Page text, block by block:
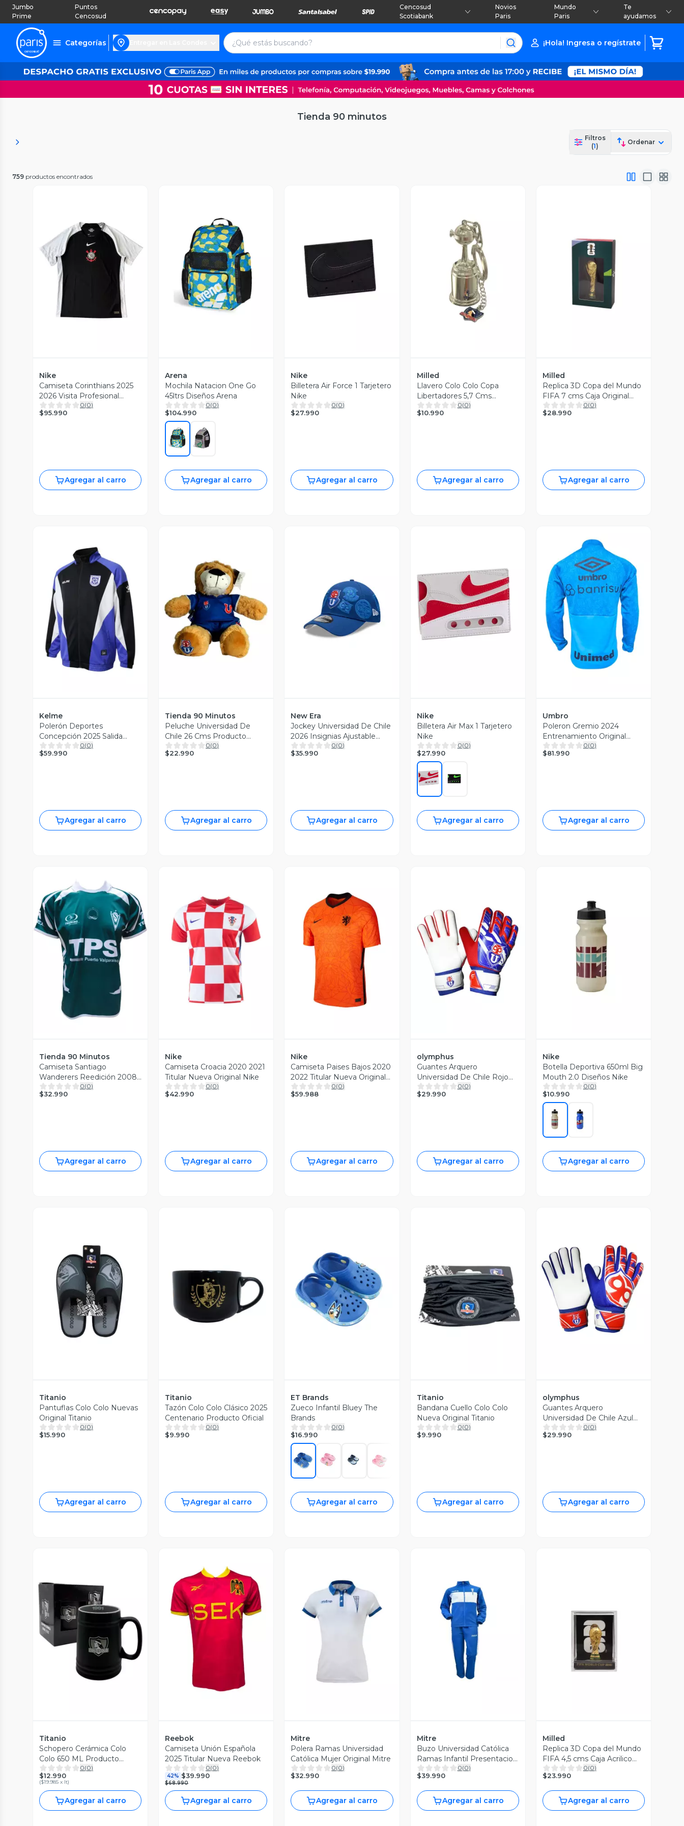
Jumbo
Prime
Puntos
Cencosud
Cencosud
Scotiabank
Novios
Paris
Mundo
Paris
Te
ayudamos
Categorías ¡Hola! Ingresa o regístrate
Tienda 90 minutos
Filtros
(1)
Ordenar
759 productos encontrados
Nike
Camiseta Corinthians 2025
2026 Visita Profesional
Nueva Nike0(0)
$95.990
Agregar al carro
Vista Previa
Arena
Mochila Natacion One Go
45ltrs Diseños Arena
0(0)
$104.990
Agregar al carro
Vista Previa
Nike
Billetera Air Force 1 Tarjetero
Nike
0(0)
$27.990
Agregar al carro
Vista Previa
Milled
Llavero Colo Colo Copa
Libertadores 5,7 Cms
Original Milled
0(0)
$10.990
Agregar al carro
Vista Previa
Milled
Replica 3D Copa del Mundo
FIFA 7 cms Caja Original
Milled
0(0)
$28.990
Agregar al carro
Vista Previa
Kelme
Polerón Deportes
Concepción 2025 Salida
Retro Cierre Kelme
0(0)
$59.990
Agregar al carro
Vista Previa
Tienda 90 Minutos
Peluche Universidad De
Chile 26 Cms Producto
Nuevo Oficial
0(0)
$22.990
Agregar al carro
Vista Previa
New Era
Jockey Universidad De Chile
2026 Insignias Ajustable
New Era
0(0)
$35.990
Agregar al carro
Vista Previa
Nike
Billetera Air Max 1 Tarjetero
Nike
0(0)
$27.990
Agregar al carro
Vista Previa
Umbro
Poleron Gremio 2024
Entrenamiento Original
Umbro
0(0)
$81.990
Agregar al carro
Vista Previa
Tienda 90 Minutos
Camiseta Santiago
Wanderers Reedición 2008
Titular Training
0(0)
$32.990
Agregar al carro
Vista Previa
Nike
Camiseta Croacia 2020 2021
Titular Nueva Original Nike
0(0)
$42.990
Agregar al carro
Vista Previa
Nike
Camiseta Paises Bajos 2020
2022 Titular Nueva Original
Nike
0(0)
$59.988
Agregar al carro
Vista Previa
olymphus
Guantes Arquero
Universidad De Chile Rojo
Niño Olymphus
0(0)
$29.990
Agregar al carro
Vista Previa
Nike
Botella Deportiva 650ml Big
Mouth 2.0 Diseños Nike
0(0)
$10.990
Agregar al carro
Vista Previa
Titanio
Pantuflas Colo Colo Nuevas
Original Titanio
0(0)
$15.990
Agregar al carro
Vista Previa
Titanio
Tazón Colo Colo Clásico 2025
Centenario Producto Oficial
0(0)
$9.990
Agregar al carro
Vista Previa
ET Brands
Zueco Infantil Bluey The
Brands
0(0)
$16.990
Agregar al carro
Vista Previa
Titanio
Bandana Cuello Colo Colo
Nueva Original Titanio
0(0)
$9.990
Agregar al carro
Vista Previa
olymphus
Guantes Arquero
Universidad De Chile Azul
Niño Olymphus
0(0)
$29.990
Agregar al carro
Vista Previa
Titanio
Schopero Cerámica Colo
Colo 650 ML Producto
Oficial
0(0)
$12.990
($19.985 x lt)
Agregar al carro
Vista Previa
Reebok
Camiseta Unión Española
2025 Titular Nueva Reebok
0(0)
42% $39.990
$68.990
Agregar al carro
Mitre
Polera Ramas Universidad
Católica Mujer Original Mitre
0(0)
$32.990
Agregar al carro
Vista Previa
Mitre
Buzo Universidad Católica
Ramas Infantil Presentacion
Mitre
0(0)
$39.990
Agregar al carro
Vista Previa
Milled
Replica 3D Copa del Mundo
FIFA 4,5 cms Caja Acrilico
Milled
0(0)
$23.990
Agregar al carro